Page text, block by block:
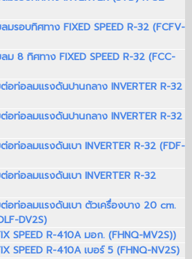
ลมรอบทิศทาง FIXED SPEED R-32 (FCFV-
ลม 8 ทิศทาง FIXED SPEED R-32 (FCC-
อท่อลมแรงดันปานกลาง INVERTER R-32
อท่อลมแรงดันปานกลาง INVERTER R-32
อท่อลมแรงดันเบา INVERTER R-32 (FDF-
อท่อลมแรงดันเบา INVERTER R-32
ต่อท่อลมแรงดันเบา ตัวเครื่องบาง 20 cm.
DV2S)
SPEED R-410A มอก. (FHNQ-MV2S))
SPEED R-410A เบอร์ 5 (FHNQ-NV2S)